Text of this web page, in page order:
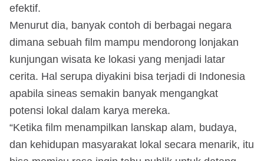
efektif.
Menurut dia, banyak contoh di berbagai negara
dimana sebuah film mampu mendorong lonjakan
kunjungan wisata ke lokasi yang menjadi latar
cerita. Hal serupa diyakini bisa terjadi di Indonesia
apabila sineas semakin banyak mengangkat
potensi lokal dalam karya mereka.
“Ketika film menampilkan lanskap alam, budaya,
dan kehidupan masyarakat lokal secara menarik, itu